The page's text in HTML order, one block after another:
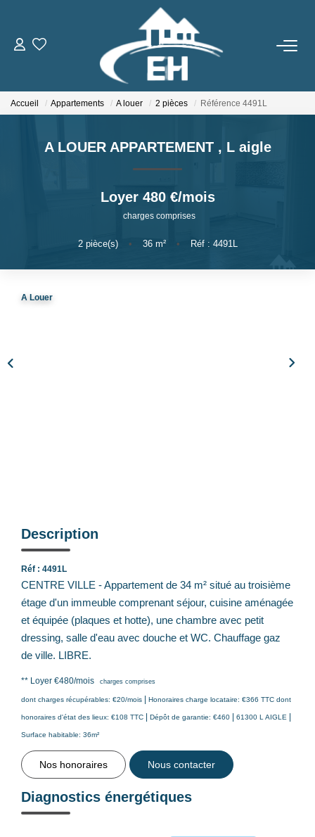
ACHETER
LOUER
Nos Biens
Gestion Locative
ESTIMER
Accueil Appartements A louer 2 pièces Référence 4491L
A LOUER APPARTEMENT , L aigle
Loyer 480 €/mois
charges comprises
2pièce(s) • 36m² • Réf : 4491L
A Louer
Description
Réf : 4491L
CENTRE VILLE - Appartement de 34 m² situé au troisième
étage d'un immeuble comprenant séjour, cuisine aménagée
et équipée (plaques et hotte), une chambre avec petit
dressing, salle d'eau avec douche et WC. Chauffage gaz
de ville. LIBRE.
** Loyer €480/mois charges comprises
dont charges récupérables: €20/mois | Honoraires charge locataire: €366 TTC dont
honoraires d'état des lieux: €108 TTC | Dépôt de garantie: €460 | 61300 L AIGLE |
Surface habitable: 36m²
Nos honoraires Nous contacter
Diagnostics énergétiques